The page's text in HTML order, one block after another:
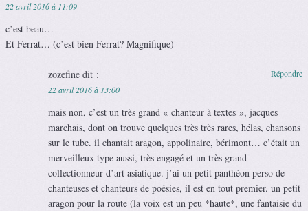
22 avril 2016 à 11:09
c’est beau…
Et Ferrat… (c’est bien Ferrat? Magnifique)
zozefine dit :
22 avril 2016 à 13:00
mais non, c’est un très grand « chanteur à textes », jacques
marchais, dont on trouve quelques très très rares, hélas, chansons
sur le tube. il chantait aragon, appolinaire, bérimont… c’était un
merveilleux type aussi, très engagé et un très grand
collectionneur d’art asiatique. j’ai un petit panthéon perso de
chanteuses et chanteurs de poésies, il est en tout premier. un petit
aragon pour la route (la voix est un peu *haute*, une fantaisie du
Répondre